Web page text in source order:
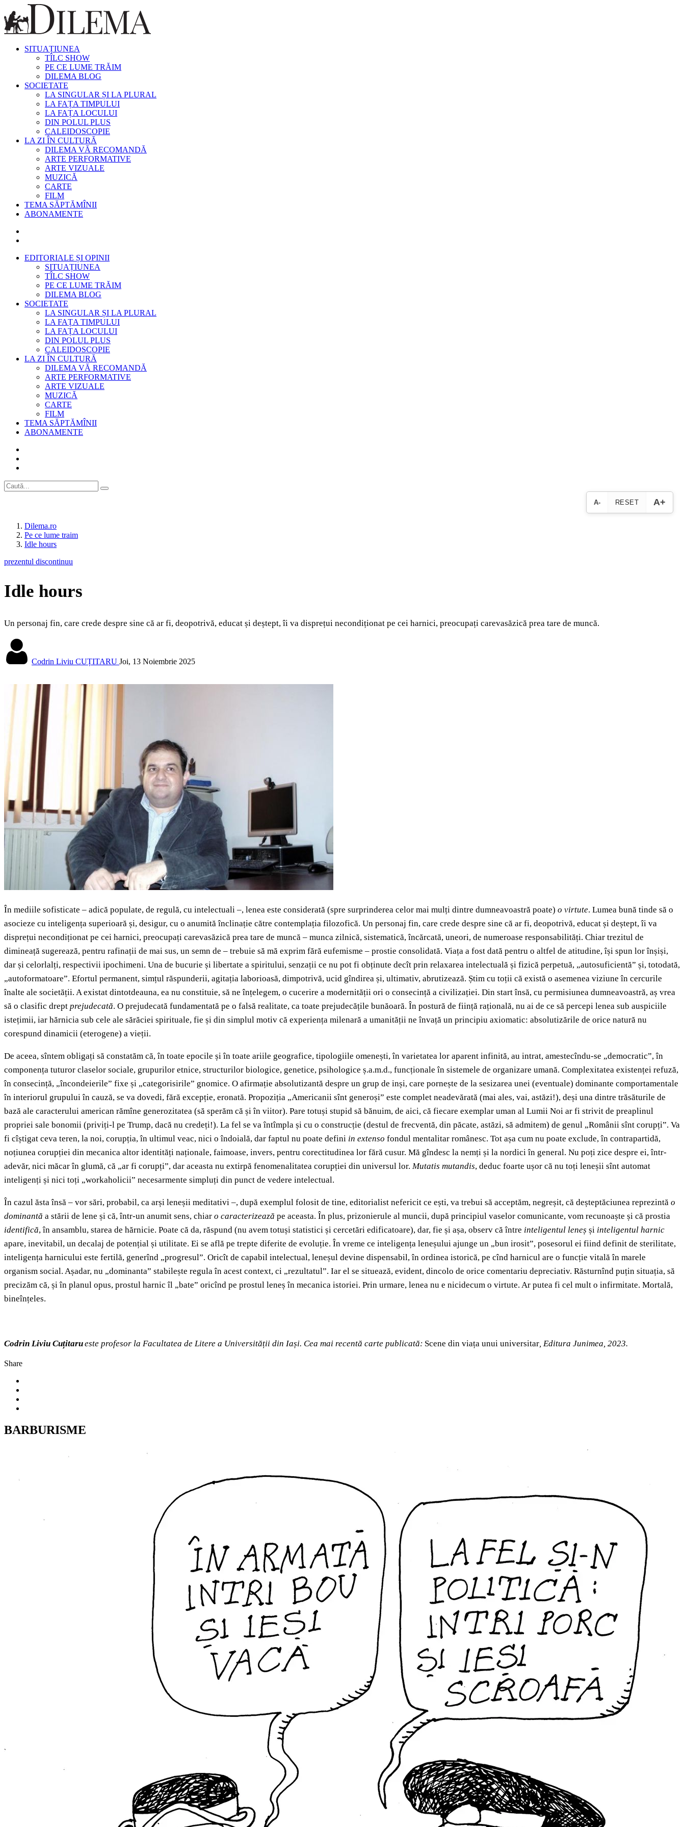
SITUAȚIUNEA
TÎLC SHOW
PE CE LUME TRĂIM
DILEMA BLOG
SOCIETATE
LA SINGULAR ȘI LA PLURAL
LA FAȚA TIMPULUI
LA FAȚA LOCULUI
DIN POLUL PLUS
CALEIDOSCOPIE
LA ZI ÎN CULTURĂ
DILEMA VĂ RECOMANDĂ
ARTE PERFORMATIVE
ARTE VIZUALE
MUZICĂ
CARTE
FILM
TEMA SĂPTĂMÎNII
ABONAMENTE
EDITORIALE ȘI OPINII
SITUAȚIUNEA
TÎLC SHOW
PE CE LUME TRĂIM
DILEMA BLOG
SOCIETATE
LA SINGULAR ȘI LA PLURAL
LA FAȚA TIMPULUI
LA FAȚA LOCULUI
DIN POLUL PLUS
CALEIDOSCOPIE
LA ZI ÎN CULTURĂ
DILEMA VĂ RECOMANDĂ
ARTE PERFORMATIVE
ARTE VIZUALE
MUZICĂ
CARTE
FILM
TEMA SĂPTĂMÎNII
ABONAMENTE
A- RESET A+
Dilema.ro
Pe ce lume traim
Idle hours
prezentul discontinuu
Idle hours
Un personaj fin, care crede despre sine că ar fi, deopotrivă, educat și deștept, îi va disprețui necondiționat pe cei harnici, preocupați carevasăzică prea tare de muncă.
Codrin Liviu CUȚITARU Joi, 13 Noiembrie 2025
În mediile sofisticate – adică populate, de regulă, cu intelectuali –, lenea este considerată (spre surprinderea celor mai mulți dintre dumneavoastră poate) o virtute. Lumea bună tinde să o
asocieze cu inteligența superioară și, desigur, cu o anumită înclinație către contemplația filozofică. Un personaj fin, care crede despre sine că ar fi, deopotrivă, educat și deștept, îi va
disprețui necondiționat pe cei harnici, preocupați carevasăzică prea tare de muncă – munca zilnică, sistematică, încărcată, uneori, de numeroase responsabilități. Chiar trezitul de
dimineață sugerează, pentru rafinații de mai sus, un semn de – trebuie să mă exprim fără eufemisme – prostie consolidată. Viața a fost dată pentru o altfel de atitudine, își spun lor înșiși,
dar și celorlalți, respectivii ipochimeni. Una de bucurie și libertate a spiritului, senzații ce nu pot fi obținute decît prin relaxarea intelectuală și fizică perpetuă, „autosuficientă” și, totodată,
„autoformatoare”. Efortul permanent, simțul răspunderii, agitația laborioasă, dimpotrivă, ucid gîndirea și, ultimativ, abrutizează. Știm cu toții că există o asemenea viziune în cercurile
înalte ale societății. A existat dintotdeauna, ea nu constituie, să ne înțelegem, o cucerire a modernității ori o consecință a civilizației. Din start însă, cu permisiunea dumneavoastră, aș vrea
să o clasific drept prejudecată. O prejudecată fundamentată pe o falsă realitate, ca toate prejudecățile bunăoară. În postură de ființă rațională, nu ai de ce să percepi lenea sub auspiciile
istețimii, iar hărnicia sub cele ale sărăciei spirituale, fie și din simplul motiv că experiența milenară a umanității ne învață un principiu axiomatic: absolutizările de orice natură nu
corespund dinamicii (eterogene) a vieții.
De aceea, sîntem obligați să constatăm că, în toate epocile și în toate ariile geografice, tipologiile omenești, în varietatea lor aparent infinită, au intrat, amestecîndu-se „democratic”, în
componența tuturor claselor sociale, grupurilor etnice, structurilor biologice, genetice, psihologice ș.a.m.d., funcționale în sistemele de organizare umană. Complexitatea existenței refuză,
în consecință, „încondeierile” fixe și „categorisirile” gnomice. O afirmație absolutizantă despre un grup de inși, care pornește de la sesizarea unei (eventuale) dominante comportamentale
în interiorul grupului în cauză, se va dovedi, fără excepție, eronată. Propoziția „Americanii sînt generoși” este complet neadevărată (mai ales, vai, astăzi!), deși una dintre trăsăturile de
bază ale caracterului american rămîne generozitatea (să sperăm că și în viitor). Pare totuși stupid să bănuim, de aici, că fiecare exemplar uman al Lumii Noi ar fi strivit de preaplinul
propriei sale bonomii (priviți-l pe Trump, dacă nu credeți!). La fel se va întîmpla și cu o construcție (destul de frecventă, din păcate, astăzi, să admitem) de genul „Românii sînt corupți”. Va
fi cîștigat ceva teren, la noi, corupția, în ultimul veac, nici o îndoială, dar faptul nu poate defini in extenso fondul mentalitar românesc. Tot așa cum nu poate exclude, în contrapartidă,
noțiunea corupției din mecanica altor identități naționale, faimoase, invers, pentru corectitudinea lor fără cusur. Mă gîndesc la nemți și la nordici în general. Nu poți zice despre ei, într-
adevăr, nici măcar în glumă, că „ar fi corupți”, dar aceasta nu extirpă fenomenalitatea corupției din universul lor. Mutatis mutandis, deduc foarte ușor că nu toți leneșii sînt automat
inteligenți și nici toți „workaholicii” necesarmente simpluți din punct de vedere intelectual.
În cazul ăsta însă – vor sări, probabil, ca arși leneșii meditativi –, după exemplul folosit de tine, editorialist nefericit ce ești, va trebui să acceptăm, negreșit, că deșteptăciunea reprezintă o
dominantă a stării de lene și că, într-un anumit sens, chiar o caracterizează pe aceasta. În plus, prizonierule al muncii, după principiul vaselor comunicante, vom recunoaște și că prostia
identifică, în ansamblu, starea de hărnicie. Poate că da, răspund (nu avem totuși statistici și cercetări edificatoare), dar, fie și așa, observ că între inteligentul leneș și inteligentul harnic
apare, inevitabil, un decalaj de potențial și utilitate. Ei se află pe trepte diferite de evoluție. În vreme ce inteligența leneșului ajunge un „bun irosit”, posesorul ei fiind definit de sterilitate,
inteligența harnicului este fertilă, generînd „progresul”. Oricît de capabil intelectual, leneșul devine dispensabil, în ordinea istorică, pe cînd harnicul are o funcție vitală în marele
organism social. Așadar, nu „dominanta” stabilește regula în acest context, ci „rezultatul”. Iar el se situează, evident, dincolo de orice comentariu depreciativ. Răsturnînd puțin situația, să
precizăm că, și în planul opus, prostul harnic îl „bate” oricînd pe prostul leneș în mecanica istoriei. Prin urmare, lenea nu e nicidecum o virtute. Ar putea fi cel mult o infirmitate. Mortală,
bineînțeles.
Codrin Liviu Cuțitarueste profesor la Facultatea de Litere a Universității din Iași. Cea mai recentă carte publicată: Scene din viața unui universitar, Editura Junimea, 2023.
Share
BARBURISME